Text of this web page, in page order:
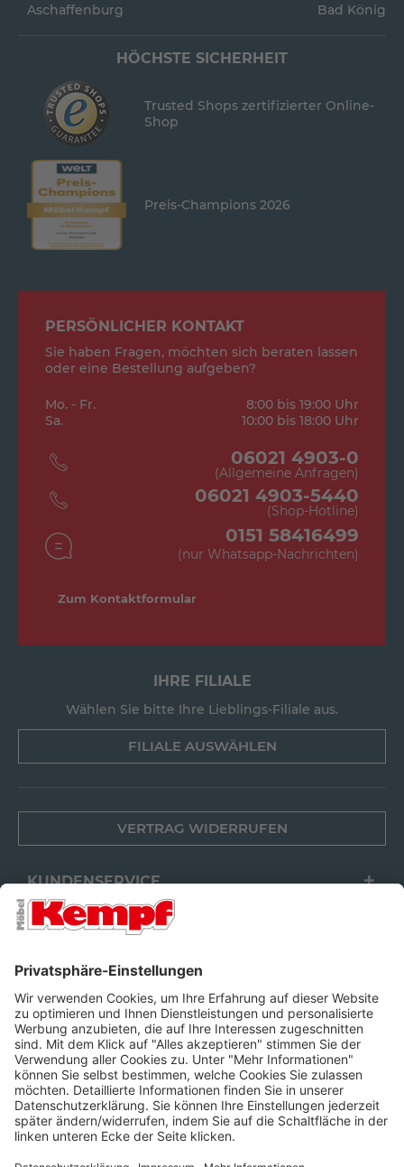
Aschaffenburg Bad König
HÖCHSTE SICHERHEIT
Trusted Shops zertifizierter Online-
Shop
Preis-Champions 2026
PERSÖNLICHER KONTAKT
Sie haben Fragen, möchten sich beraten lassen
oder eine Bestellung aufgeben?
Mo. - Fr.
8:00 bis 19:00 Uhr
Sa.
10:00 bis 18:00 Uhr
06021 4903-0
(Allgemeine Anfragen)
06021 4903-5440
(Shop-Hotline)
0151 58416499
(nur Whatsapp-Nachrichten)
Zum Kontaktformular
IHRE FILIALE
Wählen Sie bitte Ihre Lieblings-Filiale aus.
FILIALE AUSWÄHLEN
VERTRAG WIDERRUFEN
KUNDENSERVICE
FILIALEN
FOLGEN SIE UNS
Barrierefreiheit Cookie-Einstellungen Widerrufsrecht